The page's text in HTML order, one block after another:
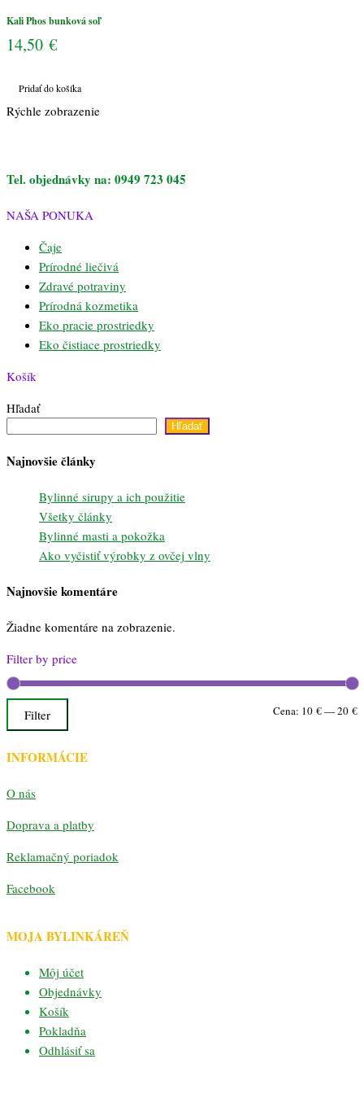
Kali Phos bunková soľ
14,50 €
Pridať do košíka
Rýchle zobrazenie
Tel. objednávky na: 0949 723 045
NAŠA PONUKA
Čaje
Prírodné liečivá
Zdravé potraviny
Prírodná kozmetika
Eko pracie prostriedky
Eko čistiace prostriedky
Košík
Hľadať
Hľadať
Najnovšie články
Bylinné sirupy a ich použitie
Všetky články
Bylinné masti a pokožka
Ako vyčistiť výrobky z ovčej vlny
Najnovšie komentáre
Žiadne komentáre na zobrazenie.
Filter by price
Filter Cena: 10 €—20 €
INFORMÁCIE
O nás
Doprava a platby
Reklamačný poriadok
Facebook
MOJA BYLINKÁREŇ
Môj účet
Objednávky
Košík
Pokladňa
Odhlásiť sa